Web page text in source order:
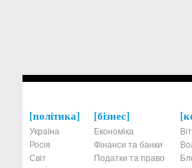
політика
Україна
Росія
Світ
бізнес
Економіка
Фінанси та банки
Податки та право